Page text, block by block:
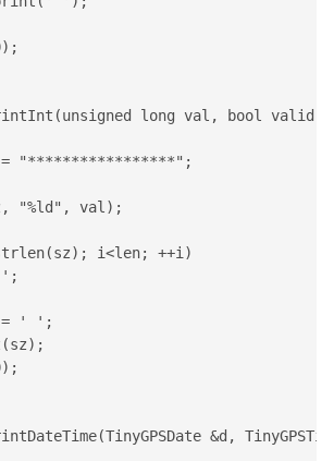
long val, bool
"*****************";
val);
i<len; ++i)
' ';
TinyGPSDate &d,